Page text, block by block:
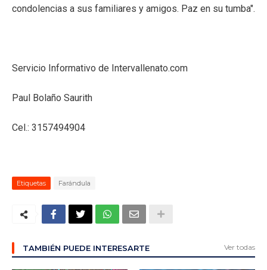
condolencias a sus familiares y amigos. Paz en su tumba".
Servicio Informativo de Intervallenato.com
Paul Bolaño Saurith
Cel.: 3157494904
Etiquetas Farándula
TAMBIÉN PUEDE INTERESARTE Ver todas